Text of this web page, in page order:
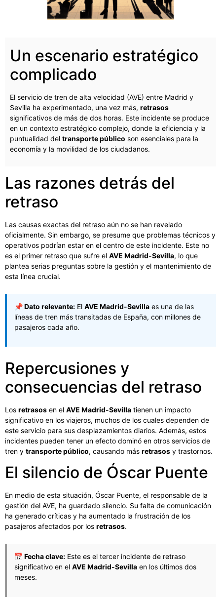
Un escenario estratégico
complicado
El servicio de tren de alta velocidad (AVE) entre Madrid y
Sevilla ha experimentado, una vez más, retrasos
significativos de más de dos horas. Este incidente se produce
en un contexto estratégico complejo, donde la eficiencia y la
puntualidad del transporte público son esenciales para la
economía y la movilidad de los ciudadanos.
Las razones detrás del
retraso
Las causas exactas del retraso aún no se han revelado
oficialmente. Sin embargo, se presume que problemas técnicos y
operativos podrían estar en el centro de este incidente. Este no
es el primer retraso que sufre el AVE Madrid-Sevilla, lo que
plantea serias preguntas sobre la gestión y el mantenimiento de
esta línea crucial.
📌 Dato relevante: El AVE Madrid-Sevilla es una de las
líneas de tren más transitadas de España, con millones de
pasajeros cada año.
Repercusiones y
consecuencias del retraso
Los retrasos en el AVE Madrid-Sevilla tienen un impacto
significativo en los viajeros, muchos de los cuales dependen de
este servicio para sus desplazamientos diarios. Además, estos
incidentes pueden tener un efecto dominó en otros servicios de
tren y transporte público, causando más retrasos y trastornos.
El silencio de Óscar Puente
En medio de esta situación, Óscar Puente, el responsable de la
gestión del AVE, ha guardado silencio. Su falta de comunicación
ha generado críticas y ha aumentado la frustración de los
pasajeros afectados por los retrasos.
📅 Fecha clave: Este es el tercer incidente de retraso
significativo en el AVE Madrid-Sevilla en los últimos dos
meses.